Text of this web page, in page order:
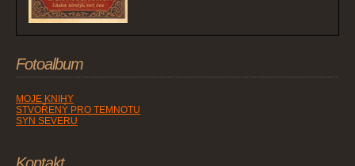
Fotoalbum
MOJE KNIHY
STVOŘENÝ PRO TEMNOTU
SYN SEVERU